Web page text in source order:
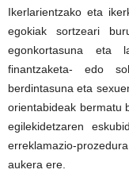
Ikerlarientzako eta
egokiak sortzeari
egonkortasuna eta
finantzaketa- edo
berdintasuna eta
orientabideak bermatu
egilekidetzaren
erreklamazio-
aukera ere.